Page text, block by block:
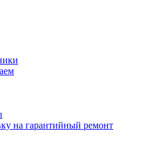
на гарантийный ремонт